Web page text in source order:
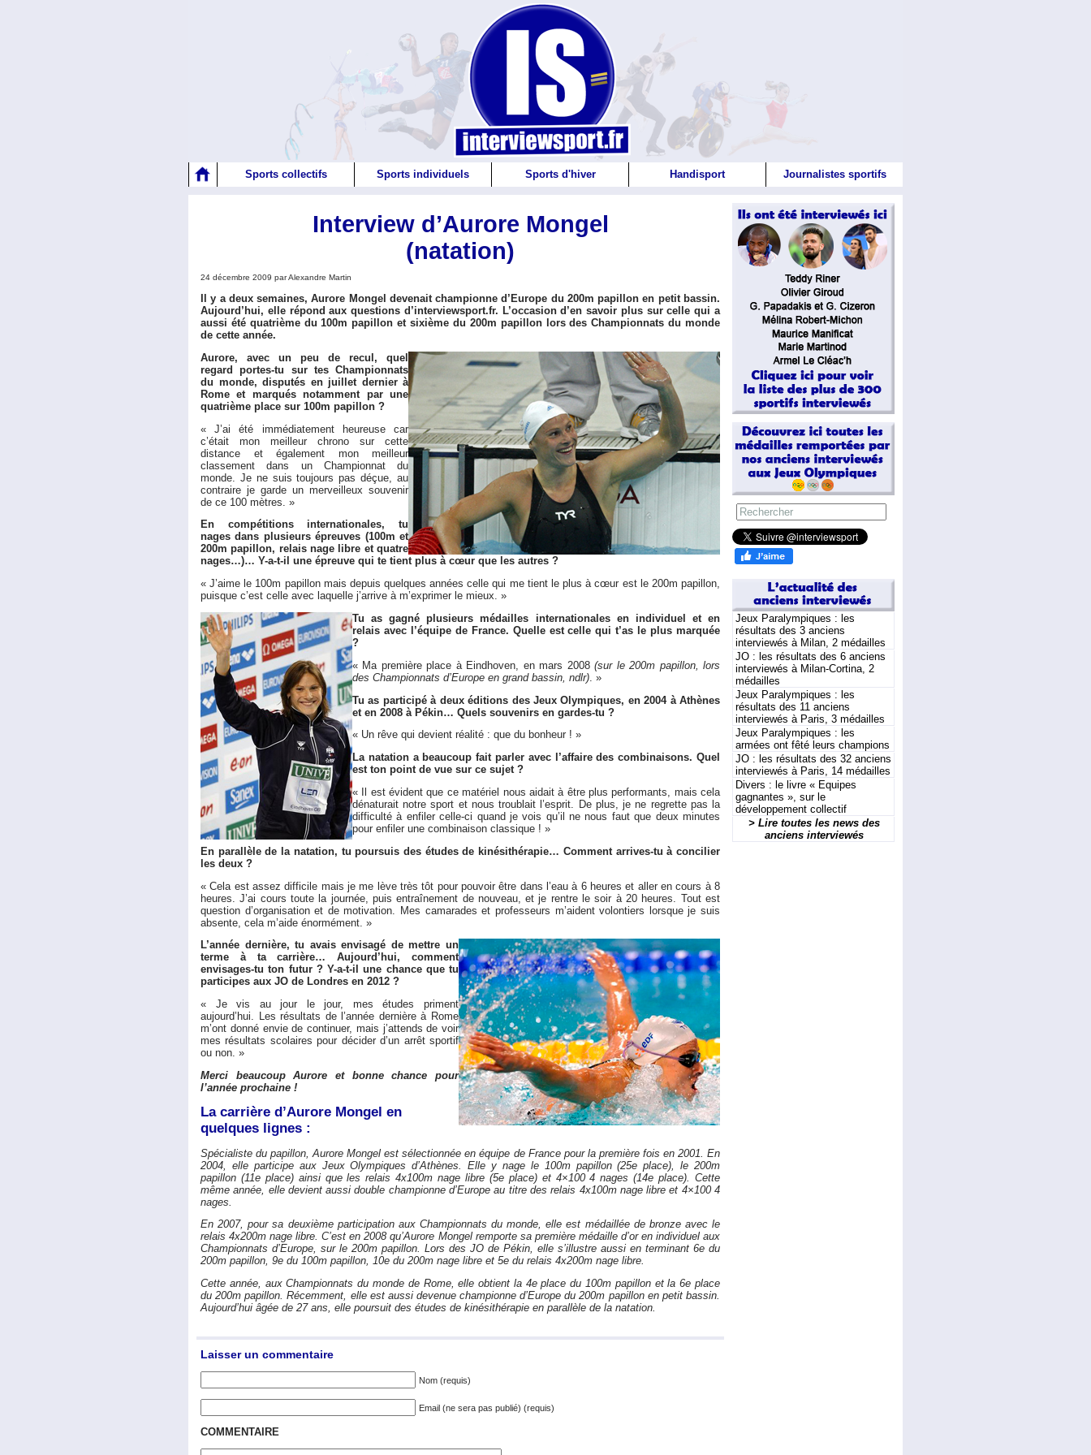
Sports collectifs Sports individuels Sports d'hiver Handisport Journalistes sportifs
Interview d’Aurore Mongel
(natation)
24 décembre 2009 par Alexandre Martin
Il y a deux semaines, Aurore Mongel devenait championne d’Europe du 200m papillon en petit bassin.
Aujourd’hui, elle répond aux questions d’interviewsport.fr. L’occasion d’en savoir plus sur celle qui a
aussi été quatrième du 100m papillon et sixième du 200m papillon lors des Championnats du monde
de cette année.
Aurore, avec un peu de recul, quel
regard portes-tu sur tes Championnats
du monde, disputés en juillet dernier à
Rome et marqués notamment par une
quatrième place sur 100m papillon ?
« J’ai été immédiatement heureuse car
c’était mon meilleur chrono sur cette
distance et également mon meilleur
classement dans un Championnat du
monde. Je ne suis toujours pas déçue, au
contraire je garde un merveilleux souvenir
de ce 100 mètres. »
En compétitions internationales, tu
nages dans plusieurs épreuves (100m et
200m papillon, relais nage libre et quatre
nages…)… Y-a-t-il une épreuve qui te tient plus à cœur que les autres ?
« J’aime le 100m papillon mais depuis quelques années celle qui me tient le plus à cœur est le 200m papillon,
puisque c’est celle avec laquelle j’arrive à m’exprimer le mieux. »
Tu as gagné plusieurs médailles internationales en individuel et en
relais avec l’équipe de France. Quelle est celle qui t’as le plus marquée
?
« Ma première place à Eindhoven, en mars 2008(sur le 200m papillon, lors
des Championnats d’Europe en grand bassin, ndlr) . »
Tu as participé à deux éditions des Jeux Olympiques, en 2004 à Athènes
et en 2008 à Pékin… Quels souvenirs en gardes-tu ?
« Un rêve qui devient réalité : que du bonheur ! »
La natation a beaucoup fait parler avec l’affaire des combinaisons. Quel
est ton point de vue sur ce sujet ?
« Il est évident que ce matériel nous aidait à être plus performants, mais cela
dénaturait notre sport et nous troublait l’esprit. De plus, je ne regrette pas la
difficulté à enfiler celle-ci quand je vois qu’il ne nous faut que deux minutes
pour enfiler une combinaison classique ! »
En parallèle de la natation, tu poursuis des études de kinésithérapie… Comment arrives-tu à concilier
les deux ?
« Cela est assez difficile mais je me lève très tôt pour pouvoir être dans l’eau à 6 heures et aller en cours à 8
heures. J’ai cours toute la journée, puis entraînement de nouveau, et je rentre le soir à 20 heures. Tout est
question d’organisation et de motivation. Mes camarades et professeurs m’aident volontiers lorsque je suis
absente, cela m’aide énormément. »
L’année dernière, tu avais envisagé de mettre un
terme à ta carrière… Aujourd’hui, comment
envisages-tu ton futur ? Y-a-t-il une chance que tu
participes aux JO de Londres en 2012 ?
« Je vis au jour le jour, mes études priment
aujourd’hui. Les résultats de l’année dernière à Rome
m’ont donné envie de continuer, mais j’attends de voir
mes résultats scolaires pour décider d’un arrêt sportif
ou non. »
Merci beaucoup Aurore et bonne chance pour
l’année prochaine !
La carrière d’Aurore Mongel en
quelques lignes :
Spécialiste du papillon, Aurore Mongel est sélectionnée en équipe de France pour la première fois en 2001. En
2004, elle participe aux Jeux Olympiques d’Athènes. Elle y nage le 100m papillon (25e place), le 200m
papillon (11e place) ainsi que les relais 4x100m nage libre (5e place) et 4×100 4 nages (14e place). Cette
même année, elle devient aussi double championne d’Europe au titre des relais 4x100m nage libre et 4×100 4
nages.
En 2007, pour sa deuxième participation aux Championnats du monde, elle est médaillée de bronze avec le
relais 4x200m nage libre. C’est en 2008 qu’Aurore Mongel remporte sa première médaille d’or en individuel aux
Championnats d’Europe, sur le 200m papillon. Lors des JO de Pékin, elle s’illustre aussi en terminant 6e du
200m papillon, 9e du 100m papillon, 10e du 200m nage libre et 5e du relais 4x200m nage libre.
Cette année, aux Championnats du monde de Rome, elle obtient la 4e place du 100m papillon et la 6e place
du 200m papillon. Récemment, elle est aussi devenue championne d’Europe du 200m papillon en petit bassin.
Aujourd’hui âgée de 27 ans, elle poursuit des études de kinésithérapie en parallèle de la natation.
Laisser un commentaire
Nom (requis)
Email (ne sera pas publié) (requis)
COMMENTAIRE
Jeux Paralympiques : les
résultats des 3 anciens
interviewés à Milan, 2 médailles
JO : les résultats des 6 anciens
interviewés à Milan-Cortina, 2
médailles
Jeux Paralympiques : les
résultats des 11 anciens
interviewés à Paris, 3 médailles
Jeux Paralympiques : les
armées ont fêté leurs champions
JO : les résultats des 32 anciens
interviewés à Paris, 14 médailles
Divers : le livre « Equipes
gagnantes », sur le
développement collectif
> Lire toutes les news des
anciens interviewés